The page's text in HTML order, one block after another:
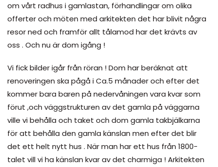
om vårt radhus i gamlastan, förhandlingar om olika
offerter och möten med arkitekten det har blivit några
resor ned och framför allt tålamod har det krävts av
oss . Och nu är dom igång !
Vi fick bilder igår från röran ! Dom har beräknat att
renoveringen ska pågå i Ca.5 månader och efter det
kommer bara baren på nedervåningen vara kvar som
förut ,och väggstrukturen av det gamla på väggarna
ville vi behålla och taket och dom gamla takbjälkarna
för att behålla den gamla känslan men efter det blir
det ett helt nytt hus . När man har ett hus från 1800-
talet vill vi ha känslan kvar av det charmiga ! Arkitekten